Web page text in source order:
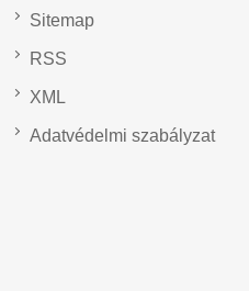
Sitemap
RSS
XML
Adatvédelmi szabályzat